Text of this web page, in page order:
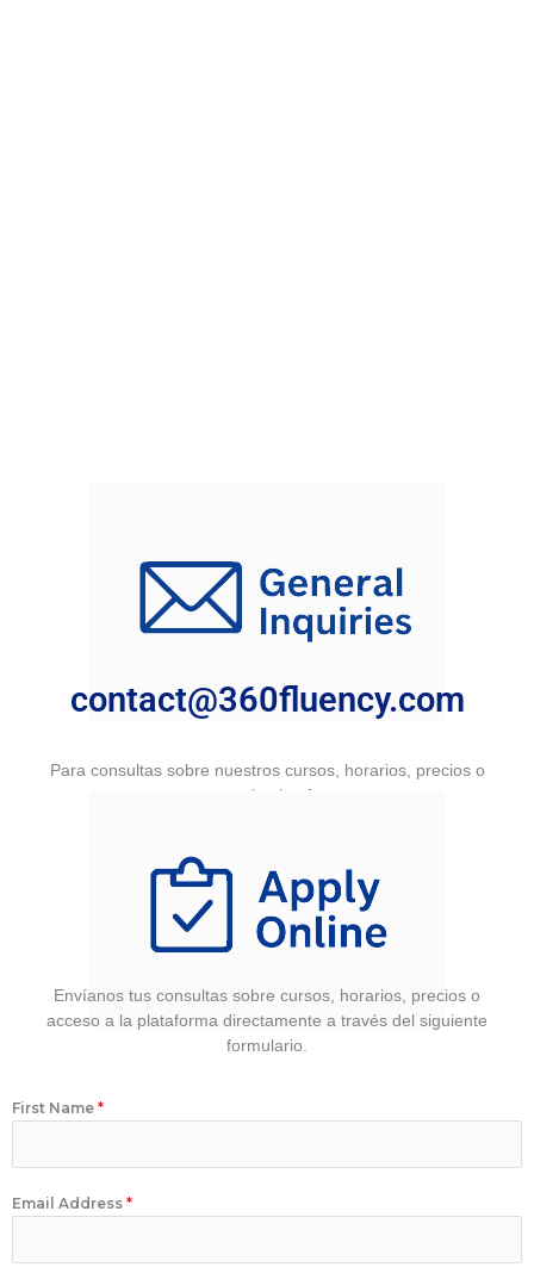
contact@360fluency.com
Para consultas sobre nuestros cursos, horarios, precios o
acceso a la plataforma.
Envíanos tus consultas sobre cursos, horarios, precios o
acceso a la plataforma directamente a través del siguiente
formulario.
First Name *
Email Address *